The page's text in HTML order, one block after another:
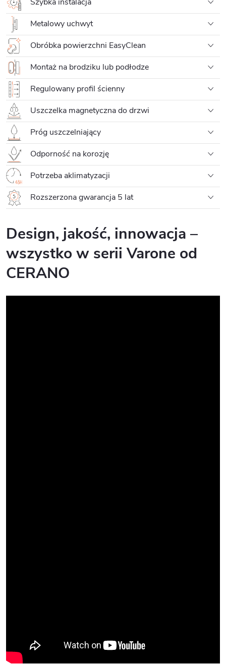
Metalowy uchwyt
Obróbka powierzchni EasyClean
Montaż na brodziku lub podłodze
Regulowany profil ścienny
Uszczelka magnetyczna do drzwi
Próg uszczelniający
Odporność na korozję
Potrzeba aklimatyzacji
Rozszerzona gwarancja 5 lat
Design, jakość, innowacja –
wszystko w serii Varone od
CERANO